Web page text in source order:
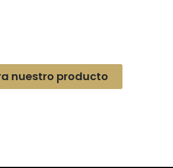
nuestro producto